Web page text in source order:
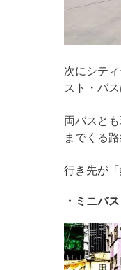
次にシテ
スト・バ
両バスと
までくる
行き先が
・ミニバス